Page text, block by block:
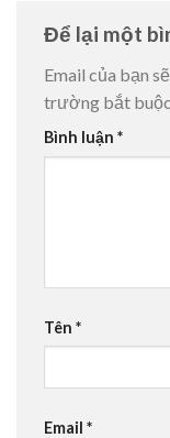
Để lại một
Email của bạn
trường bắt
Bình luận *
Tên *
Email *